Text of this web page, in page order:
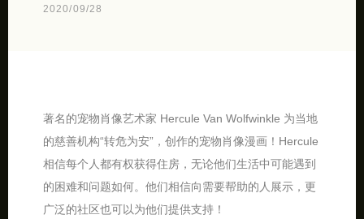
2020/09/28
著名的宠物肖像艺术家 Hercule Van Wolfwinkle 为当地
的慈善机构“转危为安”，创作的宠物肖像漫画！Hercule
相信每个人都有权获得住房，无论他们生活中可能遇到
的困难和问题如何。他们相信向需要帮助的人展示，更
广泛的社区也可以为他们提供支持！